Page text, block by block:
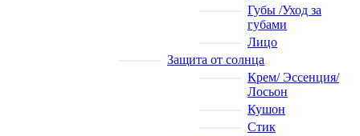
Губы /Уход за
губами
Лицо
Защита от солнца
Крем/ Эссенция/
Лосьон
Кушон
Стик